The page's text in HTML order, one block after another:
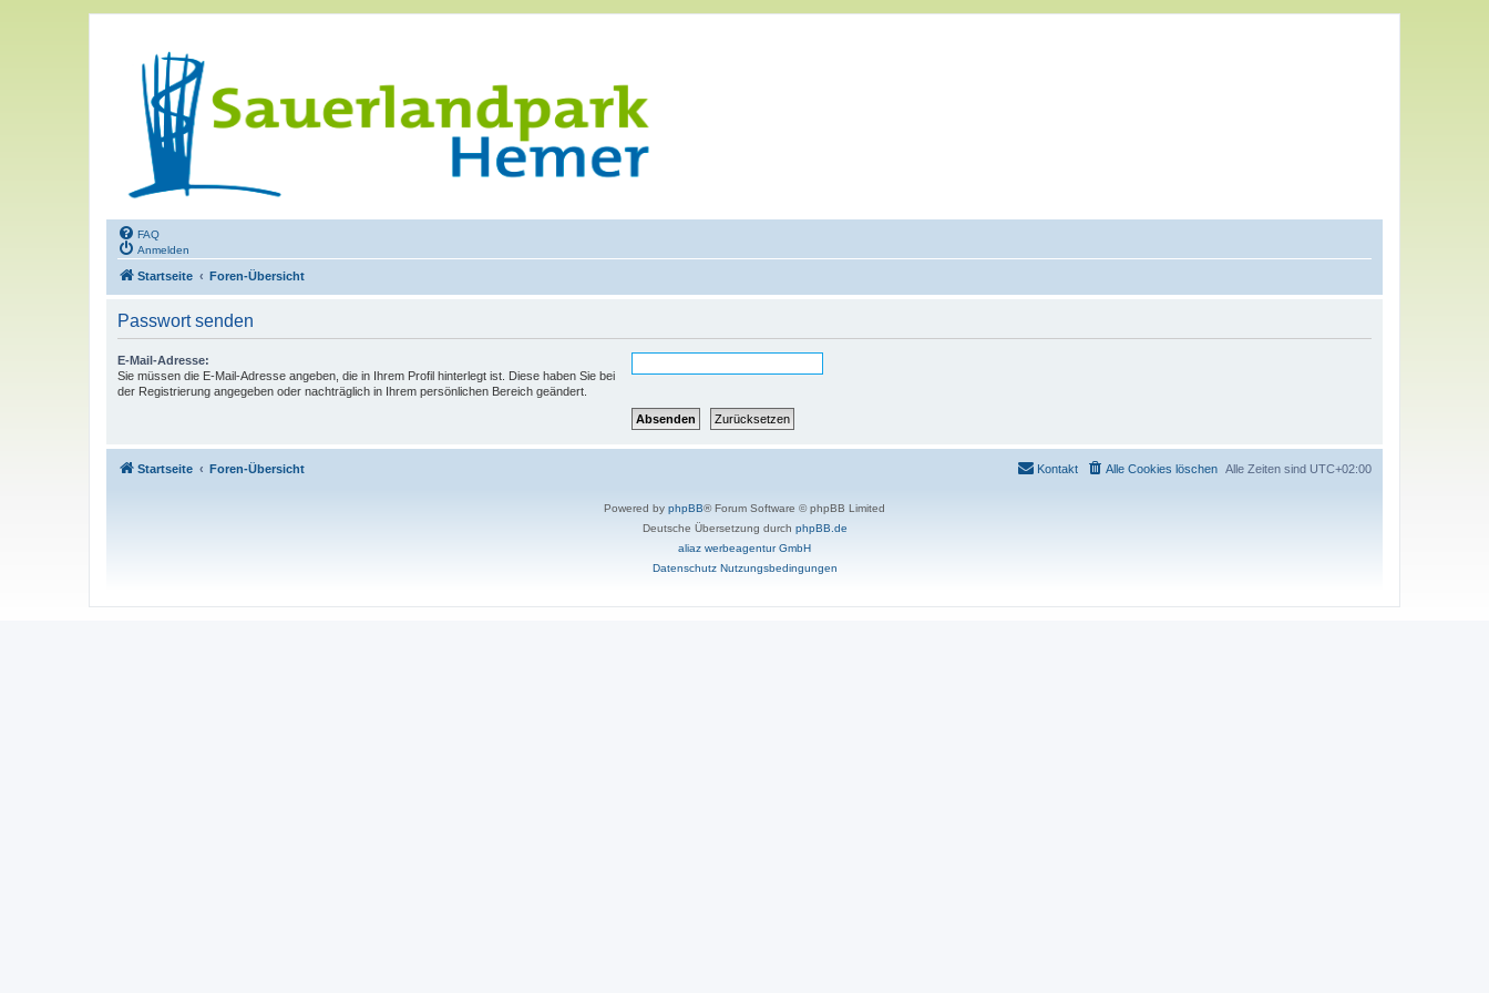
FAQ
Anmelden
Startseite Foren-Übersicht
Passwort senden
E-Mail-Adresse:
Sie müssen die E-Mail-Adresse angeben, die in Ihrem Profil hinterlegt ist. Diese haben Sie bei
der Registrierung angegeben oder nachträglich in Ihrem persönlichen Bereich geändert.
Startseite Foren-Übersicht Alle Zeiten sind UTC+02:00
Alle Cookies löschen
Kontakt
Powered by phpBB® Forum Software © phpBB Limited
Deutsche Übersetzung durch phpBB.de
aliaz werbeagentur GmbH
Datenschutz Nutzungsbedingungen